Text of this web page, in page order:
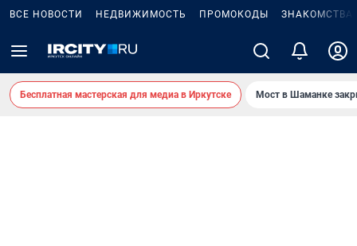
ВСЕ НОВОСТИ НЕДВИЖИМОСТЬ ПРОМОКОДЫ ЗНАКОМСТВА
Бесплатная мастерская для медиа в Иркутске Мост в Шаманке